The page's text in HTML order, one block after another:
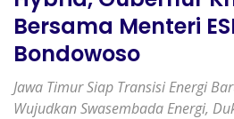
Bersama Menteri
Bondowoso
Jawa Timur Siap Transisi Energi
Wujudkan Swasembada Energi,